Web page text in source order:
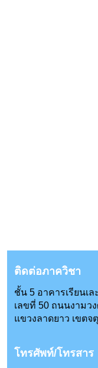
ติดต่อภาควิชา
ชั้น 5 อาคารเรียนเ
เลขที่ 50 ถนนงามว
แขวงลาดยาว เขตจ
โทรศัพท์/โทรสาร